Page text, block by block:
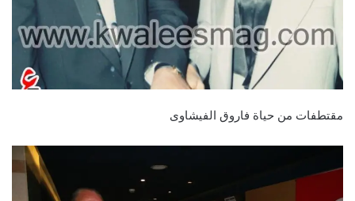
مقتطفات من حياة فاروق الفيشاوى